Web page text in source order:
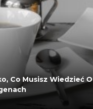
Co Musisz Wiedzieć O